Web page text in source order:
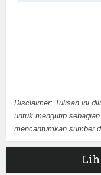
Disclaimer: Tulisan ini
untuk mengutip
mencantumkan sumber